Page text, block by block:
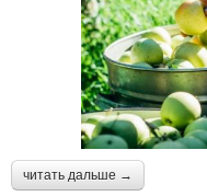
читать дальше →